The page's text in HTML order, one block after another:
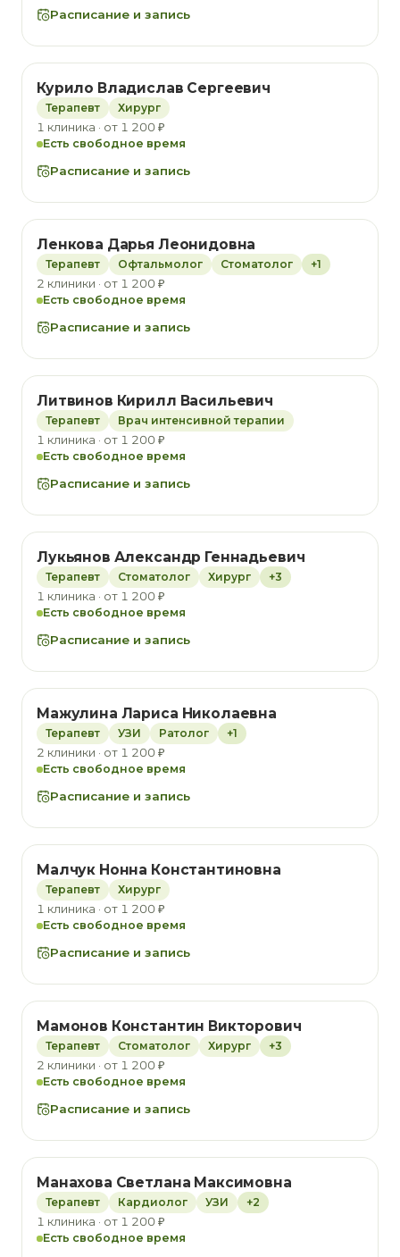
Расписание и запись
Курило Владислав Сергеевич
Терапевт Хирург
1 клиника · от 1 200 ₽
Есть свободное время
Расписание и запись
Ленкова Дарья Леонидовна
Терапевт Офтальмолог Стоматолог +1
2 клиники · от 1 200 ₽
Есть свободное время
Расписание и запись
Литвинов Кирилл Васильевич
Терапевт Врач интенсивной терапии
1 клиника · от 1 200 ₽
Есть свободное время
Расписание и запись
Лукьянов Александр Геннадьевич
Терапевт Стоматолог Хирург +3
1 клиника · от 1 200 ₽
Есть свободное время
Расписание и запись
Мажулина Лариса Николаевна
Терапевт УЗИ Ратолог +1
2 клиники · от 1 200 ₽
Есть свободное время
Расписание и запись
Малчук Нонна Константиновна
Терапевт Хирург
1 клиника · от 1 200 ₽
Есть свободное время
Расписание и запись
Мамонов Константин Викторович
Терапевт Стоматолог Хирург +3
2 клиники · от 1 200 ₽
Есть свободное время
Расписание и запись
Манахова Светлана Максимовна
Терапевт Кардиолог УЗИ +2
1 клиника · от 1 200 ₽
Есть свободное время